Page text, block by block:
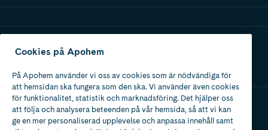
Apotek med tillstånd
av Läkemedelsverket
Cookies på Apohem
På Apohem använder vi oss av cookies som är nödvändiga för
att hemsidan ska fungera som den ska. Vi använder även cookies
för funktionalitet, statistik och marknadsföring. Det hjälper oss
att följa och analysera beteenden på vår hemsida, så att vi kan
ge en mer personaliserad upplevelse och anpassa innehåll samt